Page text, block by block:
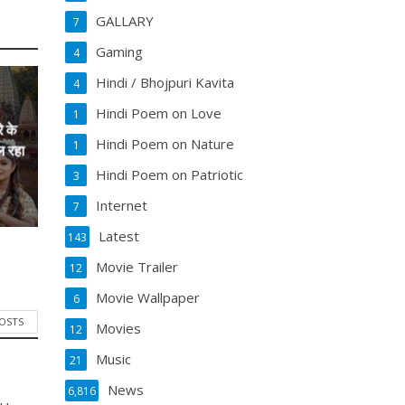
के
रहा
GALLARY
7
Gaming
4
Hindi / Bhojpuri Kavita
4
Hindi Poem on Love
1
Hindi Poem on Nature
1
Hindi Poem on Patriotic
3
Internet
7
Latest
143
Movie Trailer
12
Movie Wallpaper
6
Movies
12
Music
21
News
6,816